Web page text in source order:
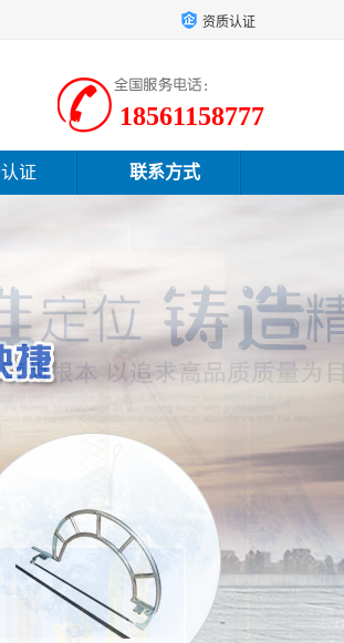
资质认证
18561158777
证 联系方式